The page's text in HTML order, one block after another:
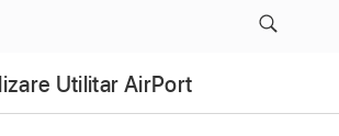
Utilitar AirPort